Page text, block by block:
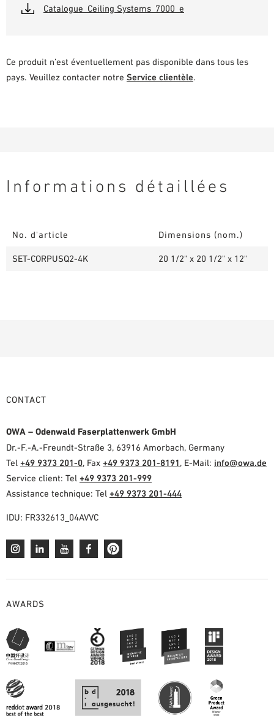
Catalogue_Ceiling Systems_7000_e
Ce produit n’est éventuellement pas disponible dans tous les
pays. Veuillez contacter notre Service clientèle.
Informations détaillées
No. d'article Dimensions (nom.)
SET-CORPUSQ2-4K 20 1/2" x 20 1/2" x 12"
CONTACT
OWA – Odenwald Faserplattenwerk GmbH
Dr.-F.-A.-Freundt-Straße 3, 63916 Amorbach, Germany
Tel +49 9373 201-0, Fax +49 9373 201-8191, E-Mail: info@owa.de
Service client: Tel +49 9373 201-999
Assistance technique: Tel +49 9373 201-444
IDU: FR332613_04AVVC
AWARDS